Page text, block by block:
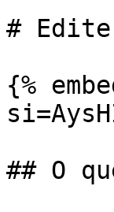
#
{%
## O